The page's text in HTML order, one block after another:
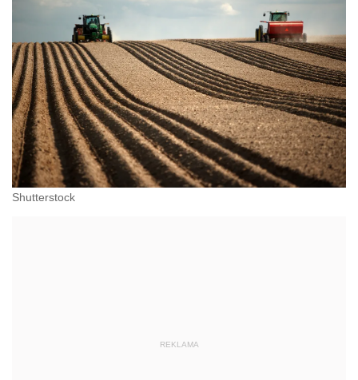
Shutterstock